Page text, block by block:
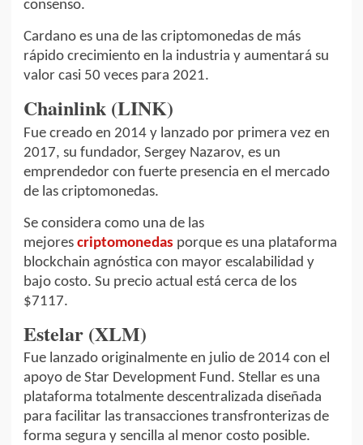
consenso.
Cardano es una de las criptomonedas de más
rápido crecimiento en la industria y aumentará su
valor casi 50 veces para 2021.
Chainlink (LINK)
Fue creado en 2014 y lanzado por primera vez en
2017, su fundador, Sergey Nazarov, es un
emprendedor con fuerte presencia en el mercado
de las criptomonedas.
Se considera como una de las
mejores criptomonedas porque es una plataforma
blockchain agnóstica con mayor escalabilidad y
bajo costo. Su precio actual está cerca de los
$7117.
Estelar (XLM)
Fue lanzado originalmente en julio de 2014 con el
apoyo de Star Development Fund. Stellar es una
plataforma totalmente descentralizada diseñada
para facilitar las transacciones transfronterizas de
forma segura y sencilla al menor costo posible.